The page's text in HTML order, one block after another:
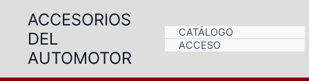
contenido
ACCESORIOS
DEL
AUTOMOTOR
CATÁLOGO
ACCESO